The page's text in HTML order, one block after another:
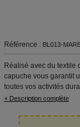
Référence : BL013-
Réalisé avec du textile
capuche vous garantit
toutes vos activités
+ Description complète